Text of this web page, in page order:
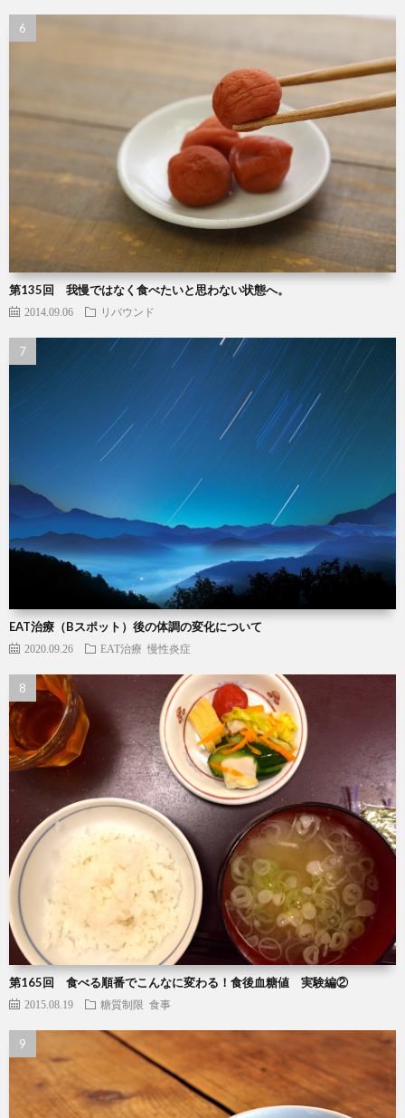
第135回 我慢ではなく食べたいと思わない状態へ。
2014.09.06 リバウンド
EAT治療（Bスポット）後の体調の変化について
2020.09.26 EAT治療 慢性炎症
第165回 食べる順番でこんなに変わる！食後血糖値 実験編②
2015.08.19 糖質制限 食事